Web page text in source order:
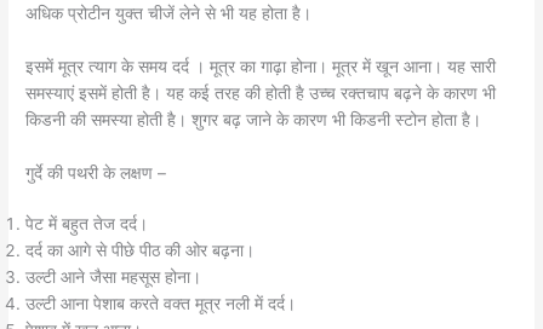
अधिक प्रोटीन युक्त चीजें लेने से भी यह होता है।
इसमें मूत्र त्याग के समय दर्द । मूत्र का गाढ़ा होना। मूत्र में खून आना। यह सारी
समस्याएं इसमें होती है। यह कई तरह की होती है उच्च रक्तचाप बढ़ने के कारण भी
किडनी की समस्या होती है। शुगर बढ़ जाने के कारण भी किडनी स्टोन होता है।
गुर्दे की पथरी के लक्षण –
पेट में बहुत तेज दर्द।
दर्द का आगे से पीछे पीठ की ओर बढ़ना।
उल्टी आने जैसा महसूस होना।
उल्टी आना पेशाब करते वक्त मूत्र नली में दर्द।